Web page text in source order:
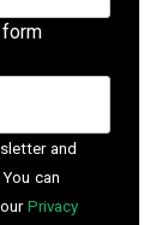
and
can
Privacy